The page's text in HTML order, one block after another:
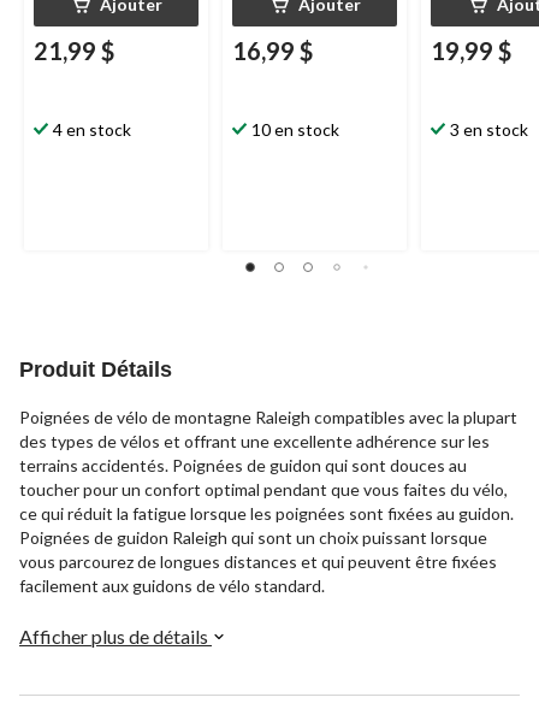
Ajouter
21,99 $
4 en stock
Ajouter
16,99 $
10 en stock
19,99 $
3 en stock
Produit Détails
Poignées de vélo de montagne Raleigh compatibles avec la plupart
des types de vélos et offrant une excellente adhérence sur les
terrains accidentés. Poignées de guidon qui sont douces au
toucher pour un confort optimal pendant que vous faites du vélo,
ce qui réduit la fatigue lorsque les poignées sont fixées au guidon.
Poignées de guidon Raleigh qui sont un choix puissant lorsque
vous parcourez de longues distances et qui peuvent être fixées
facilement aux guidons de vélo standard.
Afficher plus de détails